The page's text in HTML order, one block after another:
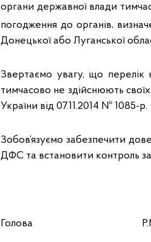
органи державної влади
погодження до органів,
Донецької або Луганської
Звертаємо увагу, що перелік
тимчасово не здійснюють
України від 07.11.2014 № 1085-р.
Зобов’язуємо забезпечити
ДФС та встановити контроль
Голова Р.М.